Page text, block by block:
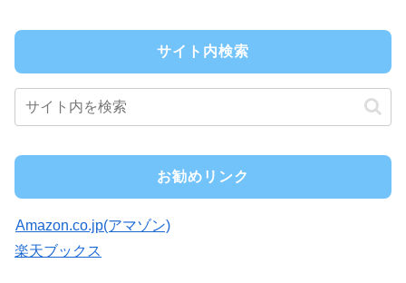
サイト内検索
お勧めリンク
Amazon.co.jp(アマゾン)
楽天ブックス